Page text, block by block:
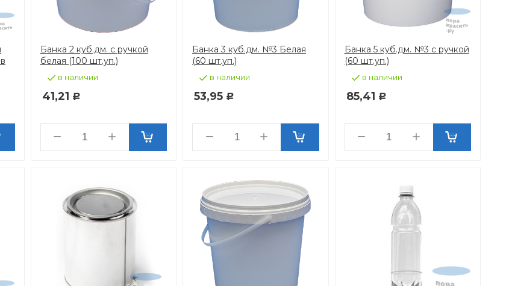
Банка 2 куб.дм. с ручкой
белая (100 шт.уп.)
в наличии
41,21 Р
Банка 3 куб.дм. №3 Белая
(60 шт.уп.)
в наличии
53,95 Р
Банка 5 куб.дм. №3 с ручкой
(60 шт.уп.)
в наличии
85,41 Р